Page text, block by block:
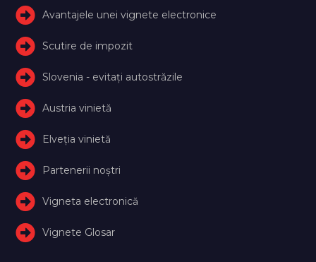
Avantajele unei vignete electronice
Scutire de impozit
Slovenia - evitați autostrăzile
Austria vinietă
Elveţia vinietă
Partenerii noștri
Vigneta electronică
Vignete Glosar